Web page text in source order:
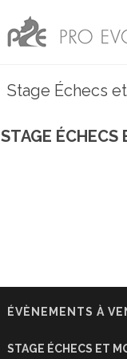
Stage Échecs
STAGE ÉCHECS
ÉVÈNEMENTS À
STAGE ÉCHECS ET